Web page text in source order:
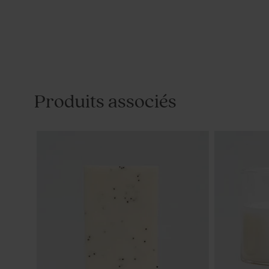
Produits associés